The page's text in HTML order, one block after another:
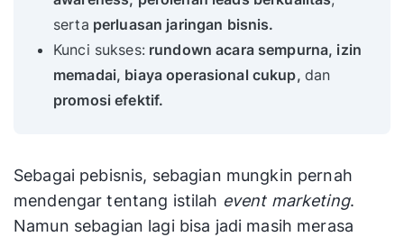
serta perluasan jaringan bisnis.
Kunci sukses:rundown acara sempurna, izin
memadai, biaya operasional cukup, dan
promosi efektif.
Sebagai pebisnis, sebagian mungkin pernah
mendengar tentang istilah event marketing.
Namun sebagian lagi bisa jadi masih merasa